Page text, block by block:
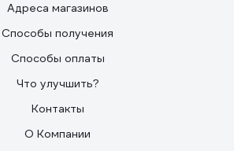
Адреса магазинов
Способы получения
Способы оплаты
Что улучшить?
Контакты
О Компании